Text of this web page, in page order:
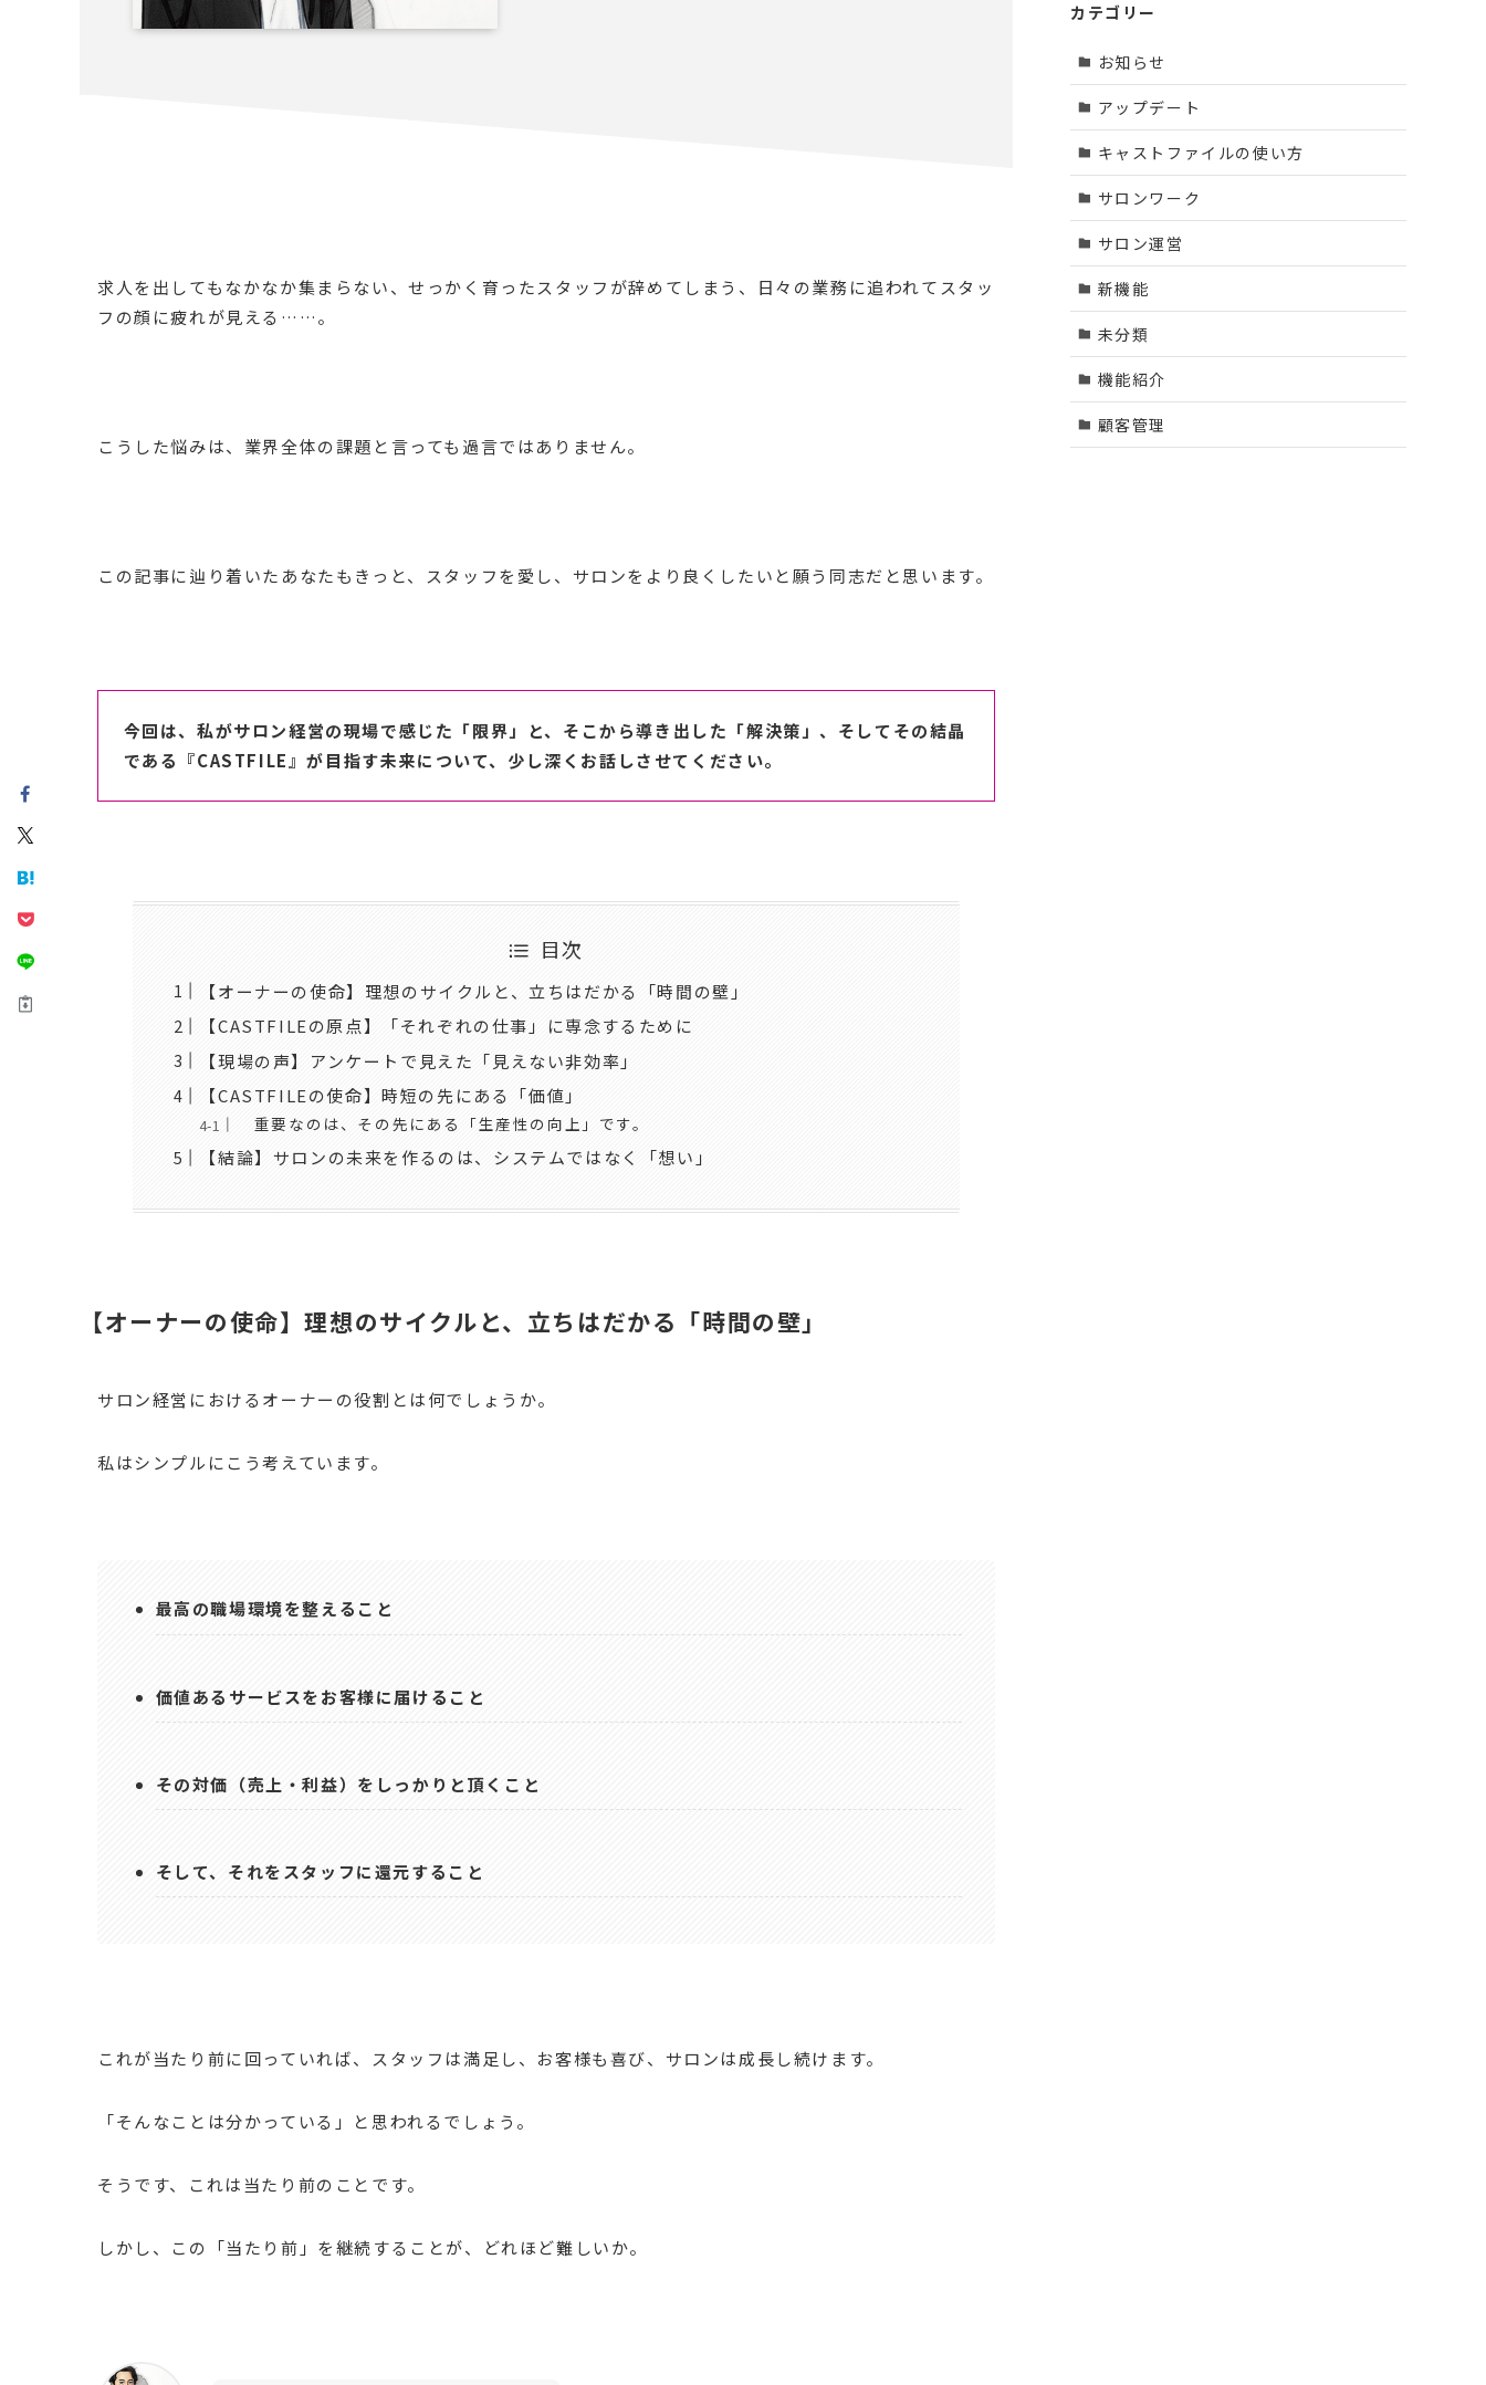
求人を出してもなかなか集まらない、せっかく育ったスタッフが辞めてしまう、日々の業務に追われてスタッ
フの顔に疲れが見える……。
こうした悩みは、業界全体の課題と言っても過言ではありません。
この記事に辿り着いたあなたもきっと、スタッフを愛し、サロンをより良くしたいと願う同志だと思います。
今回は、私がサロン経営の現場で感じた「限界」と、そこから導き出した「解決策」、そしてその結晶
である『CASTFILE』が目指す未来について、少し深くお話しさせてください。
目次
【オーナーの使命】理想のサイクルと、立ちはだかる「時間の壁」
【CASTFILEの原点】「それぞれの仕事」に専念するために
【現場の声】アンケートで見えた「見えない非効率」
【CASTFILEの使命】時短の先にある「価値」
重要なのは、その先にある「生産性の向上」です。
【結論】サロンの未来を作るのは、システムではなく「想い」
【オーナーの使命】理想のサイクルと、立ちはだかる「時間の壁」
サロン経営におけるオーナーの役割とは何でしょうか。
私はシンプルにこう考えています。
最高の職場環境を整えること
価値あるサービスをお客様に届けること
その対価（売上・利益）をしっかりと頂くこと
そして、それをスタッフに還元すること
これが当たり前に回っていれば、スタッフは満足し、お客様も喜び、サロンは成長し続けます。
「そんなことは分かっている」と思われるでしょう。
そうです、これは当たり前のことです。
しかし、この「当たり前」を継続することが、どれほど難しいか。
カテゴリー
お知らせ
アップデート
キャストファイルの使い方
サロンワーク
サロン運営
新機能
未分類
機能紹介
顧客管理